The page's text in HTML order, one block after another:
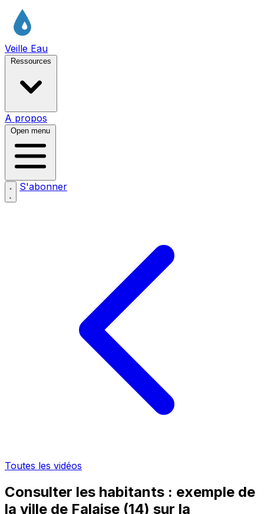
Veille Eau
Ressources
A propos
Open menu
S'abonner
Toutes les vidéos
Consulter les habitants : exemple de
la ville de Falaise (14) sur la